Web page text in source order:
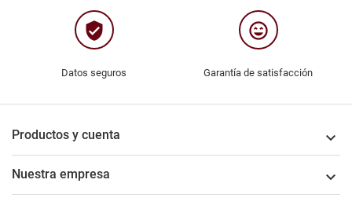
verified_user
Datos seguros
sentiment_very_satisfied
Garantía de satisfacción
Productos y cuenta 
Nuestra empresa 